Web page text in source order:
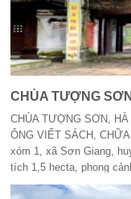
CHÙA TƯỢNG
CHÙA TƯỢNG SƠN,
ÔNG VIẾT SÁCH,
xóm 1, xã Sơn Giang,
tích 1,5 hecta, phong
Trước chùa là sông